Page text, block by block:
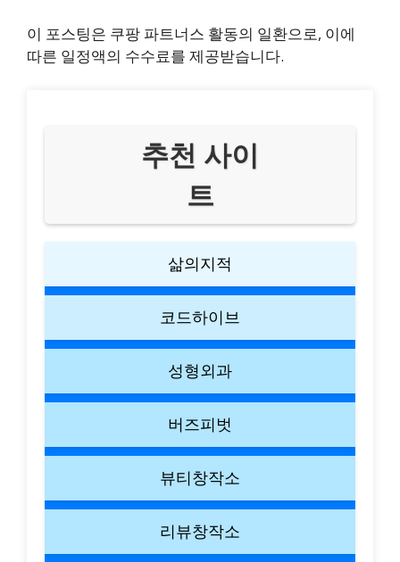
이 포스팅은 쿠팡 파트너스 활동의 일환으로, 이에
따른 일정액의 수수료를 제공받습니다.
추천 사이
트
삶의지적
코드하이브
성형외과
버즈피벗
뷰티창작소
리뷰창작소